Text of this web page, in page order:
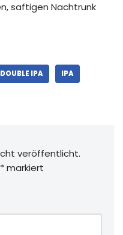
saftigen Nachtrunk
DOUBLE IPA IPA
veröffentlicht.
*markiert